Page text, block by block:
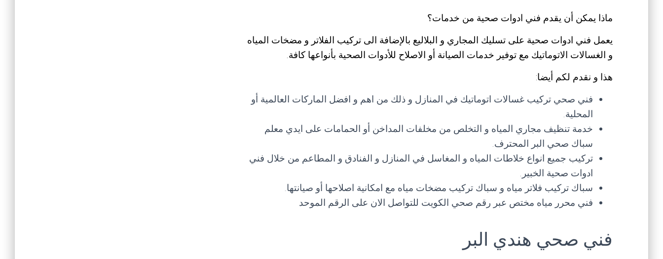
ماذا يمكن أن يقدم فني ادوات صحية من خدمات؟
يعمل فني ادوات صحية على تسليك المجاري و البلاليع بالإضافة الى تركيب الفلاتر و مضخات المياه
و الغسالات الاتوماتيك مع توفير خدمات الصيانة أو الاصلاح للأدوات الصحية بأنواعها كافة.
هذا و نقدم لكم أيضا:
فني صحي تركيب غسالات اتوماتيك في المنازل و ذلك من اهم و افضل الماركات العالمية أو
المحلية.
خدمة تنظيف مجاري المياه و التخلص من مخلفات المداخن أو الحمامات على ايدي معلم
سباك صحي البر المحترف.
تركيب جميع انواع خلاطات المياه و المغاسل في المنازل و الفنادق و المطاعم من خلال فني
ادوات صحية الخبير.
سباك تركيب فلاتر مياه و سباك تركيب مضخات مياه مع امكانية اصلاحها أو صيانتها.
فني محرر مياه مختص عبر رقم صحي الكويت للتواصل الان على الرقم الموحد
فني صحي هندي البر